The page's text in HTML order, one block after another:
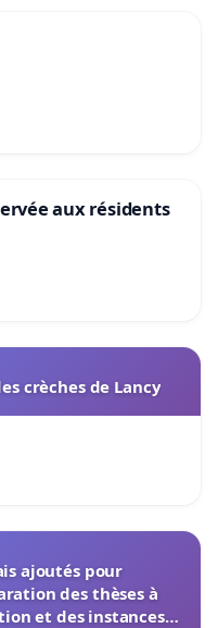
aux résidents
crèches de Lancy
ajoutés pour
des thèses à
et des instances